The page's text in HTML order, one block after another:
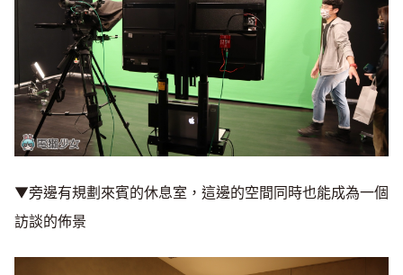
▼旁邊有規劃來賓的休息室，這邊的空間同時也能成為一個
訪談的佈景